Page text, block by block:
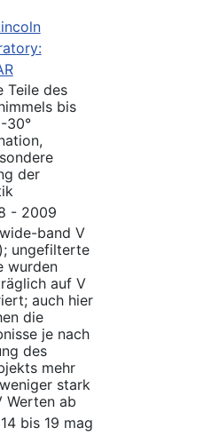
Teile des
bis
30°
der
- 2009
band V
ungefilterte
wurden
auf V
auch hier
die
je nach
des
mehr
stark
Werten ab
bis 19 mag